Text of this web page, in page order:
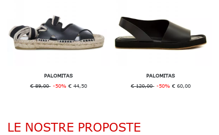
PALOMITAS
€ 89,00-50% € 44,50
PALOMITAS
€ 120,00-50% € 60,00
LE NOSTRE PROPOSTE